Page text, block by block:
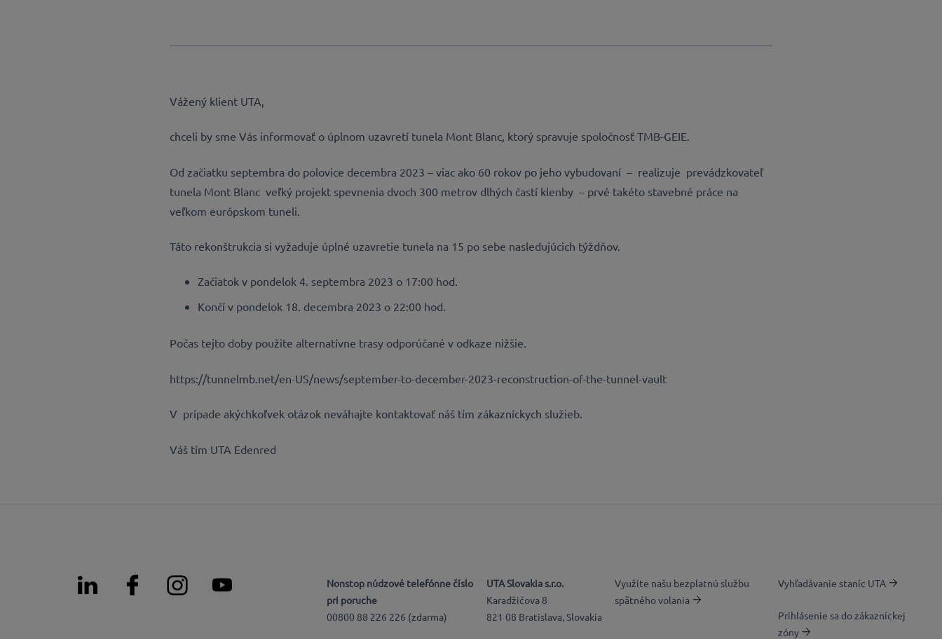
Vážený klient UTA,
chceli by sme Vás informovať o úplnom uzavretí tunela Mont Blanc, ktorý spravuje spoločnosť TMB-GEIE.
Od začiatku septembra do polovice decembra 2023 – viac ako 60 rokov po jeho vybudovaní – realizuje prevádzkovateľ
tunela Mont Blanc veľký projekt spevnenia dvoch 300 metrov dlhých častí klenby – prvé takéto stavebné práce na
veľkom európskom tuneli.
Táto rekonštrukcia si vyžaduje úplné uzavretie tunela na 15 po sebe nasledujúcich týždňov.
Začiatok v pondelok 4. septembra 2023 o 17:00 hod.
Končí v pondelok 18. decembra 2023 o 22:00 hod.
Počas tejto doby použite alternatívne trasy odporúčané v odkaze nižšie.
https://tunnelmb.net/en-US/news/september-to-december-2023-reconstruction-of-the-tunnel-vault
V prípade akýchkoľvek otázok neváhajte kontaktovať náš tím zákazníckych služieb.
Váš tím UTA Edenred
Nonstop núdzové telefónne číslo
pri poruche
00800 88 226 226 (zdarma)
UTA Slovakia s.r.o.
Karadžičova 8
821 08 Bratislava, Slovakia
Využite našu bezplatnú službu
spätného volania
Vyhľadávanie staníc UTA
Prihlásenie sa do zákazníckej
zóny